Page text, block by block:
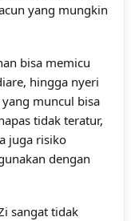
yang mungkin
bisa memicu
hingga nyeri
muncul bisa
tidak teratur,
juga risiko
dengan
sangat tidak